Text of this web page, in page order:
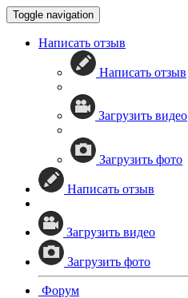
Toggle navigation
Написать отзыв
Написать отзыв
Загрузить видео
Загрузить фото
Написать отзыв
Загрузить видео
Загрузить фото
Форум